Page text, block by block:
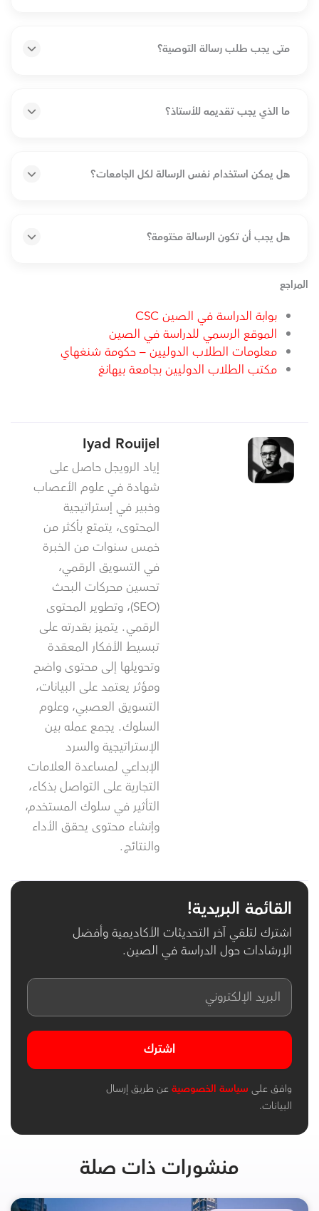
متى يجب طلب رسالة التوصية؟
ما الذي يجب تقديمه للأستاذ؟
هل يمكن استخدام نفس الرسالة لكل الجامعات؟
هل يجب أن تكون الرسالة مختومة؟
المراجع
بوابة الدراسة في الصين CSC
الموقع الرسمي للدراسة في الصين
معلومات الطلاب الدوليين – حكومة شنغهاي
مكتب الطلاب الدوليين بجامعة بيهانغ
Iyad Rouijel
إياد الرويجل حاصل على
شهادة في علوم الأعصاب
وخبير في إستراتيجية
المحتوى، يتمتع بأكثر من
خمس سنوات من الخبرة
في التسويق الرقمي،
تحسين محركات البحث
(SEO)، وتطوير المحتوى
الرقمي. يتميز بقدرته على
تبسيط الأفكار المعقدة
وتحويلها إلى محتوى واضح
ومؤثر يعتمد على البيانات،
التسويق العصبي، وعلوم
السلوك. يجمع عمله بين
الإستراتيجية والسرد
الإبداعي لمساعدة العلامات
التجارية على التواصل بذكاء،
التأثير في سلوك المستخدم،
وإنشاء محتوى يحقق الأداء
والنتائج.
القائمة البريدية!
اشترك لتلقي آخر التحديثات الأكاديمية وأفضل
الإرشادات حول الدراسة في الصين.
اشترك
وافق على سياسة الخصوصيةعن طريق إرسال
البيانات.
منشورات ذات صلة